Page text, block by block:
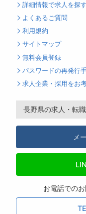
詳細情報で求人を探す
よくあるご質問
利用規約
サイトマップ
無料会員登録
パスワードの再発行
求人企業・採用をお
長野県の求人・転
メ
お電話での